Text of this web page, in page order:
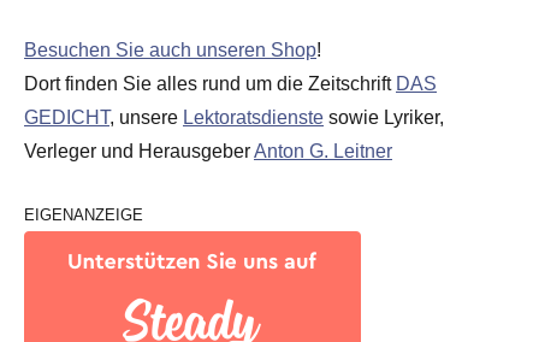
Besuchen Sie auch unseren Shop!
Dort finden Sie alles rund um die Zeitschrift DAS
GEDICHT, unsere Lektoratsdienste sowie Lyriker,
Verleger und HerausgeberAnton G. Leitner
EIGENANZEIGE